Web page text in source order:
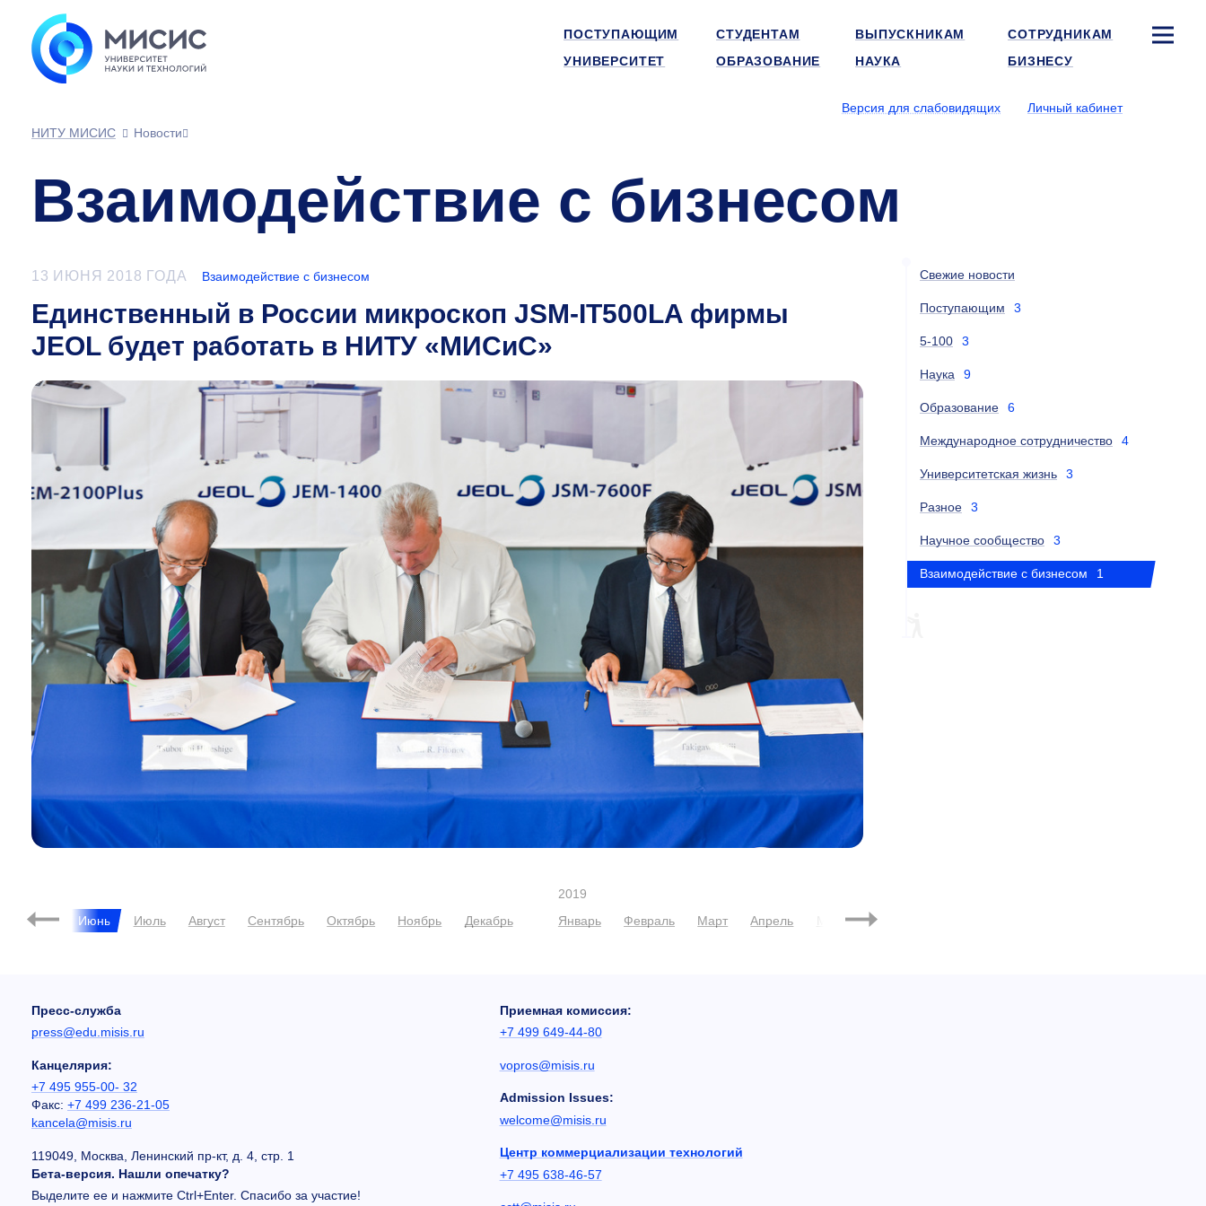
ПОСТУПАЮЩИМ СТУДЕНТАМ ВЫПУСКНИКАМ
СОТРУДНИКАМ
УНИВЕРСИТЕТ
ОБРАЗОВАНИЕ НАУКА БИЗНЕСУ
Версия для слабовидящих
Личный кабинет
НИТУ МИСИС
Новости
Взаимодействие с бизнесом
13 ИЮНЯ 2018 ГОДА Взаимодействие с бизнесом
Единственный в России микроскоп JSM-IT500LA фирмы
JEOL будет работать в НИТУ «МИСиС»
Свежие новости
Поступающим 3
5-100 3
Наука 9
Образование 6
Международное сотрудничество 4
Университетская жизнь 3
Разное 3
Научное сообщество 3
Взаимодействие с бизнесом 1
Май Июнь Июль Август Сентябрь Октябрь Ноябрь Декабрь
2019
Январь
Февраль Март Апрель Июнь
Пресс-служба
press@edu.misis.ru
Канцелярия:
+7 495 955-00- 32
Факс: +7 499 236-21-05
kancela@misis.ru
119049, Москва, Ленинский пр-кт, д. 4, стр. 1
Бета-версия. Нашли опечатку?
Выделите ее и нажмите Ctrl+Enter. Спасибо за участие!
Приемная комиссия:
+7 499 649-44-80
vopros@misis.ru
Admission Issues:
welcome@misis.ru
Центр коммерциализации технологий
+7 495 638-46-57